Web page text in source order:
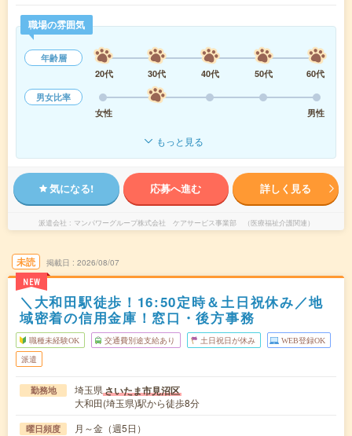
職場の雰囲気
年齢層
20代
30代 40代 50代
60代
男女比率
女性
男性
もっと見る
気になる! 応募へ進む 詳しく見る
派遣会社 マンパワーグループ株式会社 ケアサービス事業部 （医療福祉介護関連）
未読
NEW
掲載日 2026/08/07
＼大和田駅徒歩！16:50定時＆土日祝休み／地
域密着の信用金庫！窓口・後方事務
職種未経験OK 交通費別途支給あり 土日祝日が休み WEB登録OK
派遣
勤務地 埼玉県さいたま市見沼区
大和田(埼玉県)駅から徒歩8分
曜日頻度 月～金（週5日）